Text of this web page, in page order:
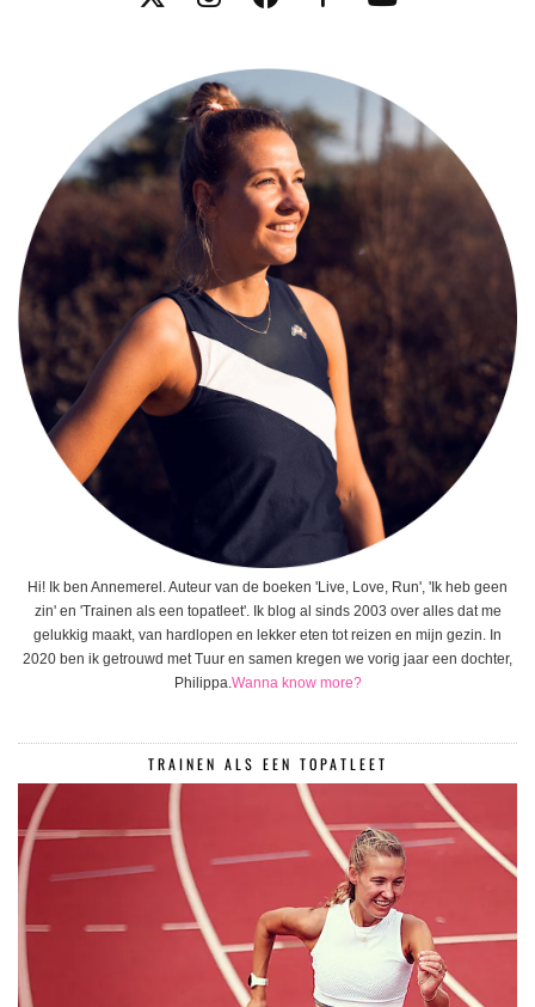
Hi! Ik ben Annemerel. Auteur van de boeken 'Live, Love, Run', 'Ik heb geen
zin' en 'Trainen als een topatleet'. Ik blog al sinds 2003 over alles dat me
gelukkig maakt, van hardlopen en lekker eten tot reizen en mijn gezin. In
2020 ben ik getrouwd met Tuur en samen kregen we vorig jaar een dochter,
Philippa.Wanna know more?
TRAINEN ALS EEN TOPATLEET